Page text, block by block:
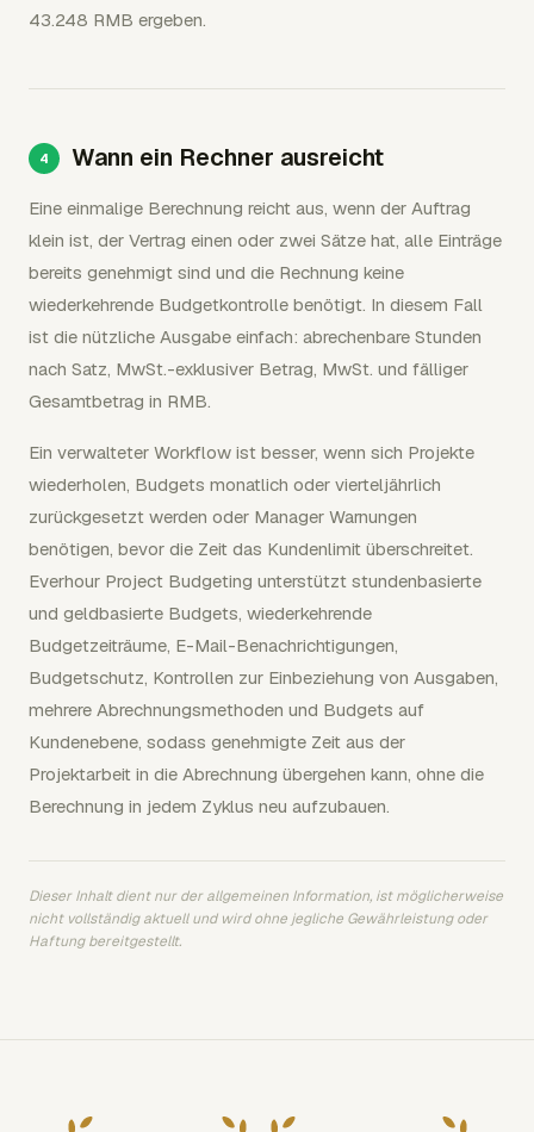
43.248 RMB ergeben.
Wann ein Rechner ausreicht
Eine einmalige Berechnung reicht aus, wenn der Auftrag
klein ist, der Vertrag einen oder zwei Sätze hat, alle Einträge
bereits genehmigt sind und die Rechnung keine
wiederkehrende Budgetkontrolle benötigt. In diesem Fall
ist die nützliche Ausgabe einfach: abrechenbare Stunden
nach Satz, MwSt.-exklusiver Betrag, MwSt. und fälliger
Gesamtbetrag in RMB.
Ein verwalteter Workflow ist besser, wenn sich Projekte
wiederholen, Budgets monatlich oder vierteljährlich
zurückgesetzt werden oder Manager Warnungen
benötigen, bevor die Zeit das Kundenlimit überschreitet.
Everhour Project Budgeting unterstützt stundenbasierte
und geldbasierte Budgets, wiederkehrende
Budgetzeiträume, E-Mail-Benachrichtigungen,
Budgetschutz, Kontrollen zur Einbeziehung von Ausgaben,
mehrere Abrechnungsmethoden und Budgets auf
Kundenebene, sodass genehmigte Zeit aus der
Projektarbeit in die Abrechnung übergehen kann, ohne die
Berechnung in jedem Zyklus neu aufzubauen.
Dieser Inhalt dient nur der allgemeinen Information, ist möglicherweise
nicht vollständig aktuell und wird ohne jegliche Gewährleistung oder
Haftung bereitgestellt.